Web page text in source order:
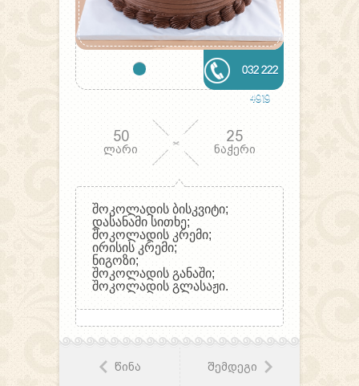
032 222
4919
50
ლარი
25
ნაჭერი
შოკოლადის ბისკვიტი;
დასანამი სითხე;
შოკოლადის კრემი;
ირისის კრემი;
ნიგოზი;
შოკოლადის განაში;
შოკოლადის გლასაჟი.
წინა შემდეგი